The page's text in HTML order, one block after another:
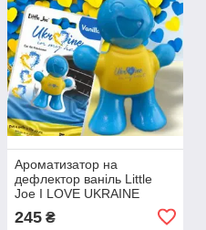
Ароматизатор на
дефлектор ваніль Little
Joe I LOVE UKRAINE
245 ₴